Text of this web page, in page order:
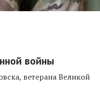
войны
ветерана Великой